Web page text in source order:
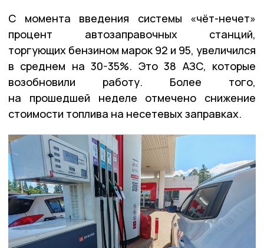
С момента введения системы «чёт-нечет»
процент автозаправочных станций,
торгующих бензином марок 92 и 95, увеличился
в среднем на 30-35%. Это 38 АЗС, которые
возобновили работу. Более того,
на прошедшей неделе отмечено снижение
стоимости топлива на несетевых заправках.